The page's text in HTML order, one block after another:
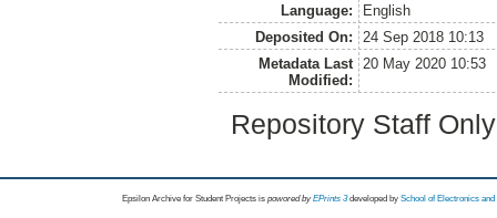
Language:
English
Deposited On:
24 Sep 2018 10:13
Metadata Last
Modified:
20 May 2020 10:53
Repository Staff
Epsilon Archive for Student Projects is powored byEPrints 3 developed by School of Electronics